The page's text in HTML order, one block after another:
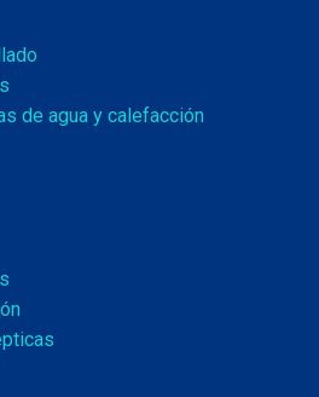
de agua y calefacción